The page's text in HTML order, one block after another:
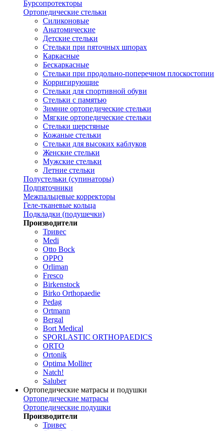
Бурсопротекторы
Ортопедические стельки
Силиконовые
Анатомические
Детские стельки
Стельки при пяточных шпорах
Каркасные
Бескаркасные
Стельки при продольно-поперечном плоскостопии
Корригирующие
Стельки для спортивной обуви
Стельки с памятью
Зимние ортопедические стельки
Мягкие ортопедические стельки
Стельки шерстяные
Кожаные стельки
Стельки для высоких каблуков
Женские стельки
Мужские стельки
Летние стельки
Полустельки (супинаторы)
Подпяточники
Межпальцевые корректоры
Геле-тканевые кольца
Подкладки (подушечки)
Производители
Тривес
Medi
Otto Bock
OPPO
Orliman
Fresco
Birkenstock
Birko Orthopaedie
Pedag
Ortmann
Bergal
Bort Medical
SPORLASTIC ORTHOPAEDICS
ORTO
Ortonik
Optima Molliter
Natch!
Saluber
Ортопедические матрасы и подушки
Ортопедические матрасы
Ортопедические подушки
Производители
Тривес